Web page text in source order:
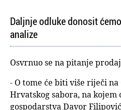
Daljnje odluke donosit
analize
Osvrnuo se na pitanje
- O tome će biti više riječi
Hrvatskog sabora, na
gospodarstva Davor